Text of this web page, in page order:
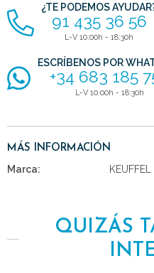
¿TE PODEMOS
91 435 36 56
L-V 10:00h - 18:30h
ESCRÍBENOS POR
+34 683 185
L-V 10:00h - 18:30h
MÁS INFORMACIÓN
Marca: KEUFFEL
QUIZÁS